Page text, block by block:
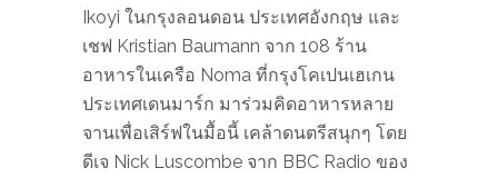
Ikoyi ในกรุงลอนดอน​ ประเทศอังกฤษ และ
เชฟ Kristian Baumann จาก 108 ร้าน
อาหารในเครือ Noma ที่กรุงโคเปนเฮเกน
ประเทศเดนมาร์ก มาร่วมคิดอาหารหลาย
จานเพื่อเสิร์ฟในมื้อนี้ เคล้าดนตรีสนุกๆ โดย
ดีเจ Nick Luscombe จาก BBC Radio ของ